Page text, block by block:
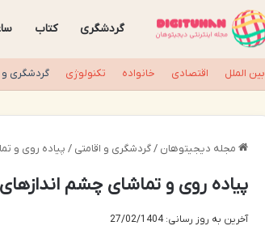
گردشگری کتاب
بین الملل اقتصادی خانواده تکنولوژی گردشگری و
مجله دیجیتوهان / گردشگری و اقامتی / پیاده روی و
پیاده روی و تماشای چشم اندازهای
آخرین به روز رسانی: 27/02/1404